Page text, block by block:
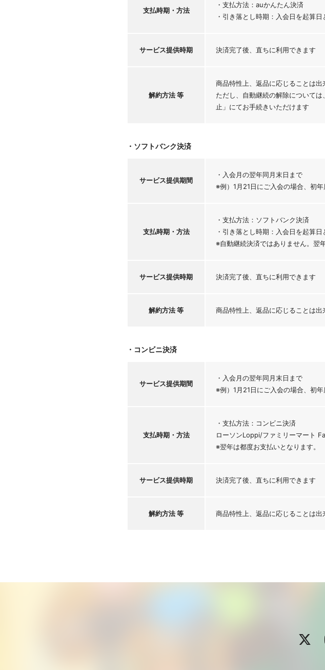
支払時期・ 方法
・支払方法：auかんたん決済
・引き落とし時期：入会日を起算
サービス提供時期 決済完了後、直ちに利用できます
解約方法 等
商品特性上、返品に応じることは出
ただし、自動継続の解除について
止」にてお手続きいただけます
・ソフトバンク決済
サービス提供期間
・入会月の翌年同月末日まで
※例）1月21日にご入会の場合、初
支払時期・ 方法
・支払方法：ソフトバンク決済
・引き落とし時期：入会日を起算
※自動継続決済ではありません。翌
サービス提供時期 決済完了後、直ちに利用できます
解約方法 等 商品特性上、返品に応じることは出
・コンビニ決済
サービス提供期間
・入会月の翌年同月末日まで
※例）1月21日にご入会の場合、初
支払時期・ 方法
・支払方法：コンビニ決済
ローソンLoppi/ファミリーマート
※翌年は都度お支払いとなります。
サービス提供時期 決済完了後、直ちに利用できます
解約方法 等 商品特性上、返品に応じることは出